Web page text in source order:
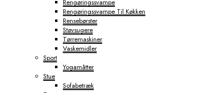
Rengøringssvampe
Rengøringssvampe Til Køkken
Rensebørster
Støvsugere
Tørremaskiner
Vaskemidler
Sport
Yogamåtter
Stue
Sofabetræk